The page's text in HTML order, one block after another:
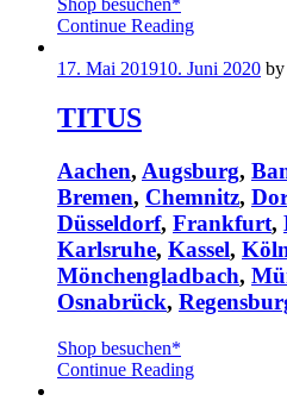
Continue Reading
17. Mai 201910. Juni 2020 by
TITUS
Aachen, Augsburg,
Bremen, Chemnitz,
Düsseldorf, Frankfurt,
Karlsruhe, Kassel,
Mönchengladbach,
Osnabrück,
Shop besuchen*
Continue Reading